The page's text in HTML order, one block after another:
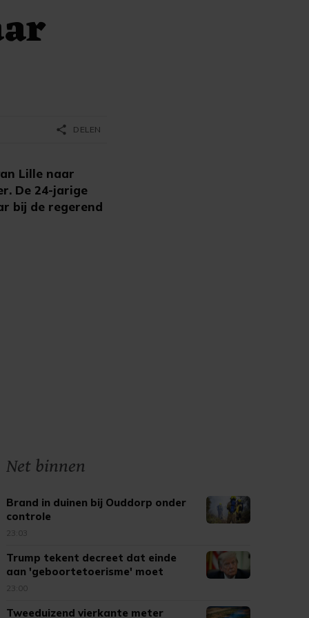
Lille naar
De 24-jarige
bij de regerend
share DELEN
Net binnen
Brand in duinen bij Ouddorp onder
controle
23:03
Trump tekent decreet dat einde
aan 'geboortetoerisme' moet
maken
23:00
Tweeduizend vierkante meter